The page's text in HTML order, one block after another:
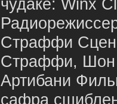
чудаке: Winx
Страффи
Страффи, Шон
Артибани
сафра